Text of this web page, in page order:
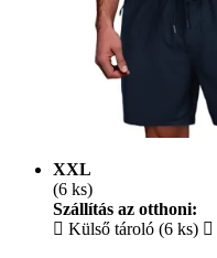
XXL
(6 ks)
Szállítás az otthoni:
Külső tároló (6 ks)